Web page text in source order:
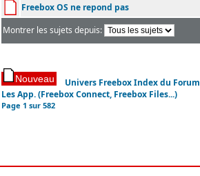
Freebox OS ne repond pas
Montrer les sujets depuis:
Univers Freebox Index du Forum
Les App. (Freebox Connect, Freebox Files...)
Page1 sur582